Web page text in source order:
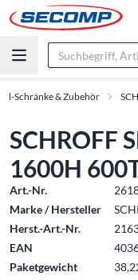
Schränke & Zubehör
SCHROFF
1600H
Art.-Nr.
Marke / Hersteller
Herst.-Art.-Nr.
EAN
Paketgewicht